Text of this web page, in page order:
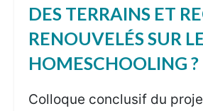
DES TERRAINS ET
RENOUVELÉS SUR
HOMESCHOOLING ?
Colloque conclusif du